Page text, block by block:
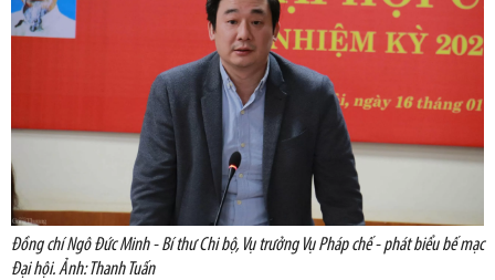
Đồng chí Ngô Đức Minh - Bí thư Chi bộ, Vụ trưởng Vụ Pháp chế - phát biểu bế mạc
Đại hội. Ảnh: Thanh Tuấn